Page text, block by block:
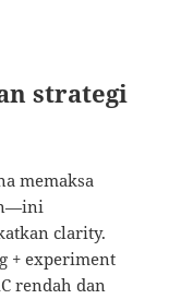
strategi
memaksa
clarity.
+ experiment
rendah dan